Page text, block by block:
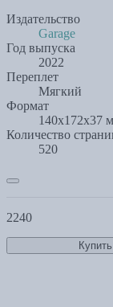
Издательство
Garage
Год выпуска
2022
Переплет
Мягкий
Формат
140x172x37
Количество
520
2240
Купить